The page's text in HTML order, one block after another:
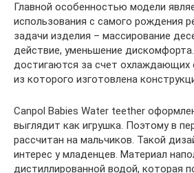
Главной особенностью модели
использования с самого рождения
задачи изделия – массирование
действие, уменьшение
достигаются за счет охлаждающих
из которого изготовлена
Canpol Babies Water teether
выглядит как игрушка. Поэтому в
рассчитан на мальчиков. Такой
интерес у младенцев. Материал
дистиллированной водой, которая